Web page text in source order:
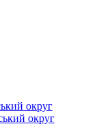
округ
округ